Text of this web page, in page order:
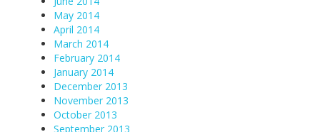
May 2014
April 2014
March 2014
February 2014
January 2014
December 2013
November 2013
October 2013
September 2013